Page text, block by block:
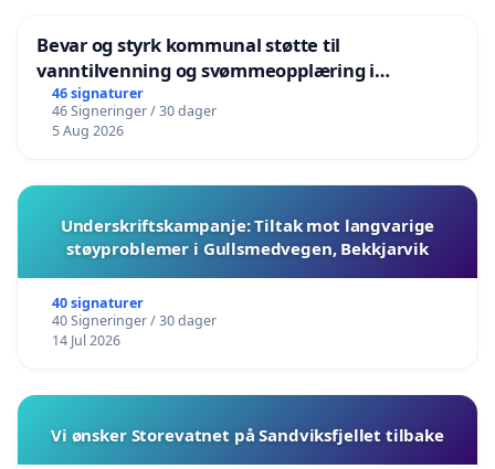
Bevar og styrk kommunal støtte til
vanntilvenning og svømmeopplæring i
barnehagene i Haugesund
46 signaturer
46 Signeringer / 30 dager
5 Aug 2026
Underskriftskampanje: Tiltak mot langvarige
støyproblemer i Gullsmedvegen, Bekkjarvik
40 signaturer
40 Signeringer / 30 dager
14 Jul 2026
Vi ønsker Storevatnet på Sandviksfjellet tilbake